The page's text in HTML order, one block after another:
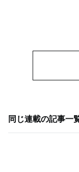
同じ連載の記事一